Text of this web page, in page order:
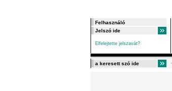
Elfelejtette jelszavát?